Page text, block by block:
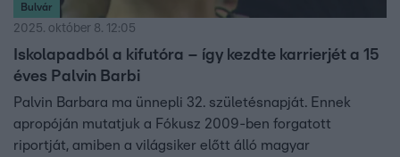
Bulvár
2025. október 8. 12:05
Iskolapadból a kifutóra – így kezdte karrierjét a 15
éves Palvin Barbi
Palvin Barbara ma ünnepli 32. születésnapját. Ennek
apropóján mutatjuk a Fókusz 2009-ben forgatott
riportját, amiben a világsiker előtt álló magyar